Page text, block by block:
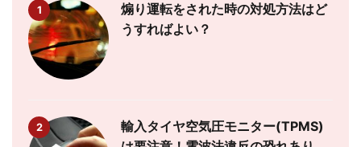
1
煽り運転をされた時の対処方法はど
うすればよい？
2
輸入タイヤ空気圧モニター(TPMS)